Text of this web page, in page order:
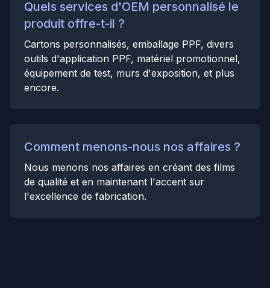
Quels services d'OEM personnalisé le
produit offre-t-il ?
Cartons personnalisés, emballage PPF, divers
outils d'application PPF, matériel promotionnel,
équipement de test, murs d'exposition, et plus
encore.
Comment menons-nous nos affaires ?
Nous menons nos affaires en créant des films
de qualité et en maintenant l'accent sur
l'excellence de fabrication.